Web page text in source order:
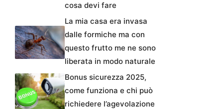
cosa devi fare
La mia casa era invasa
dalle formiche ma con
questo frutto me ne sono
liberata in modo naturale
Bonus sicurezza 2025,
come funziona e chi può
richiedere l’agevolazione